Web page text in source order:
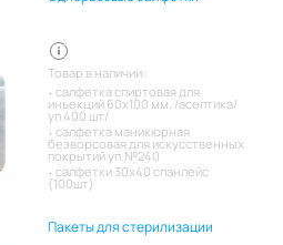
Товар в наличии:
салфетка спиртовая для
инъекций 60х100 мм. /асептика/
уп 400 шт/
салфетка маникюрная
безворсовая для искусственных
покрытий уп.№240
салфетки 30х40 спанлейс
(100шт)
Пакеты для стерилизации